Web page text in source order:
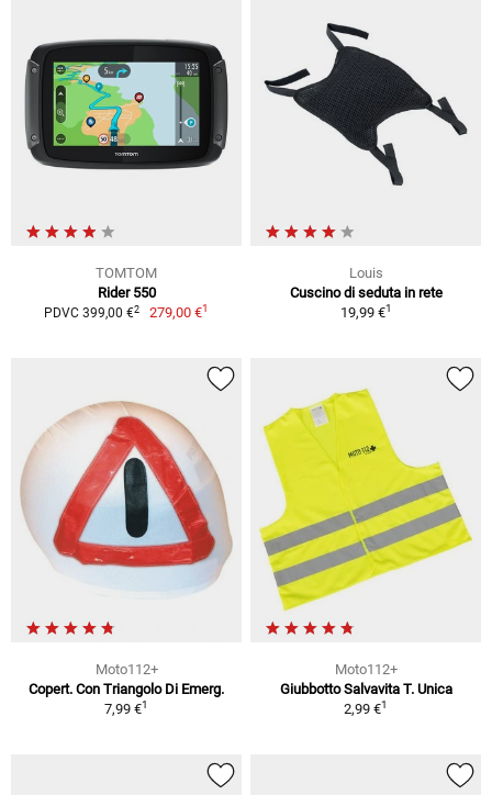
TOMTOM
Rider 550
PDVC 399,00 €2 279,00 €1
Louis
Cuscino di seduta in rete
19,99 €1
Moto112+
Copert. Con Triangolo Di Emerg.
7,99 €1
Moto112+
Giubbotto Salvavita T. Unica
2,99 €1